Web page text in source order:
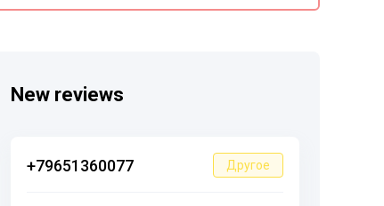
New reviews
+79651360077 Другое